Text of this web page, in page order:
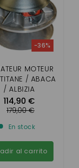
MOTEUR
/ ABACA
/ ALBIZIA
114,90 €
-36%
179,00 €
En stock
al carrito